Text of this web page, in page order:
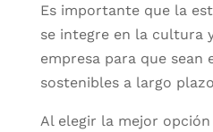
Es importante que la
se integre en la cultura
empresa para que sean
sostenibles a largo
Al elegir la mejor